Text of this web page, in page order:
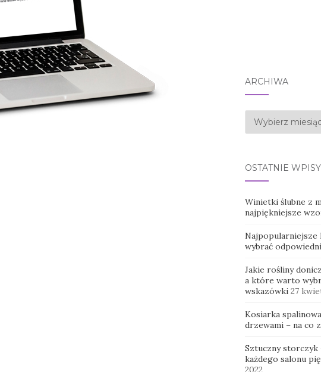
ARCHIWA
Archiwa
OSTATNIE WPISY
Winietki ślubne z
najpiękniejsze
Najpopularniejsze
wybrać
Jakie rośliny
a które warto
wskazówki 27
Kosiarka
drzewami – na co
Sztuczny storczyk
każdego salonu
2022